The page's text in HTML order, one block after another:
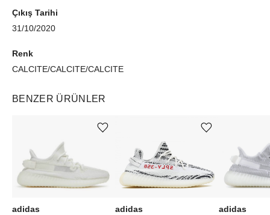
Çıkış Tarihi
31/10/2020
Renk
CALCITE/CALCITE/CALCITE
BENZER ÜRÜNLER
adidas
Ürünü istek listesine ekle veya listeden çıkar
adidas
Ürünü istek listesine ekle veya listeden çıkar
adidas